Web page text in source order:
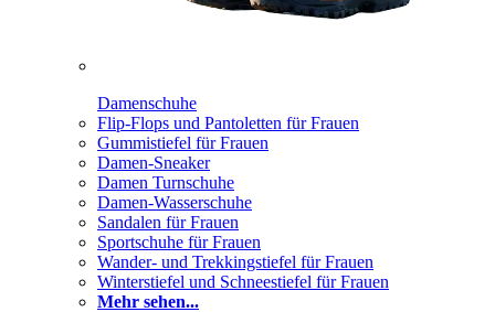
Damenschuhe
Flip-Flops und Pantoletten für Frauen
Gummistiefel für Frauen
Damen-Sneaker
Damen Turnschuhe
Damen-Wasserschuhe
Sandalen für Frauen
Sportschuhe für Frauen
Wander- und Trekkingstiefel für Frauen
Winterstiefel und Schneestiefel für Frauen
Mehr sehen...